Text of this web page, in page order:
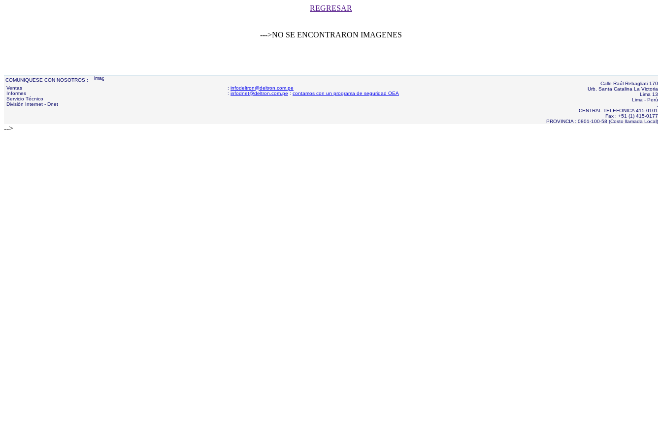
REGRESAR
--->NO SE ENCONTRARON IMAGENES
COMUNIQUESE CON NOSOTROS :
Ventas
Informes
Servicio Técnico
División Internet - Dnet
: infodeltron@deltron.com.pe
: infodnet@deltron.com.pe : contamos con un programa de seguridad OEA
Calle Raúl Rebagliati 170
Urb. Santa Catalina La Victoria
Lima 13
Lima - Perú
CENTRAL TELEFONICA 415-0101
Fax : +51 (1) 415-0177
PROVINCIA : 0801-100-58 (Costo llamada Local)
-->